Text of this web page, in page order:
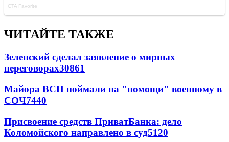
ЧИТАЙТЕ ТАКЖЕ
Зеленский сделал заявление о мирных
переговорах30861
Майора ВСП поймали на "помощи" военному в
СОЧ7440
Присвоение средств ПриватБанка: дело
Коломойского направлено в суд5120